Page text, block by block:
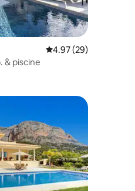
औसत रेटिंग 5 में से 4.97,
4.97 (29)
& piscine